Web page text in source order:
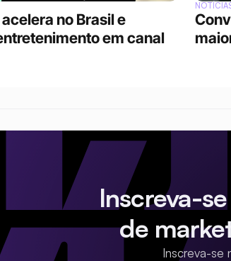
no Brasil e
em canal
Inscreva-
de
Inscreva-se